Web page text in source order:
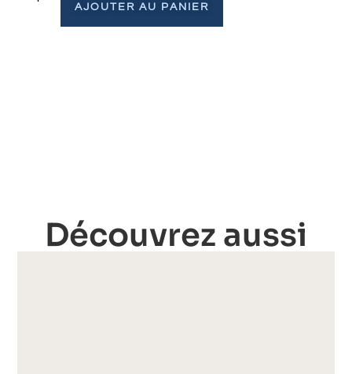
AJOUTER AU PANIER
Découvrez aussi